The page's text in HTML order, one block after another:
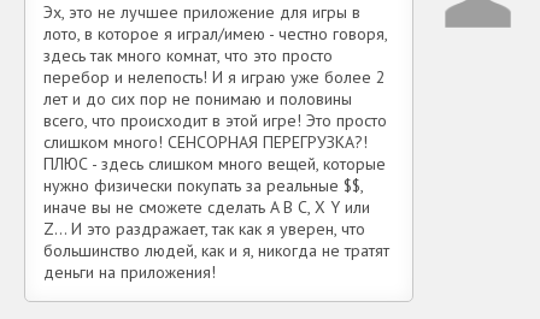
Эх, это не лучшее приложение для игры в
лото, в которое я играл/имею - честно говоря,
здесь так много комнат, что это просто
перебор и нелепость! И я играю уже более 2
лет и до сих пор не понимаю и половины
всего, что происходит в этой игре! Это просто
слишком много! СЕНСОРНАЯ ПЕРЕГРУЗКА?!
ПЛЮС - здесь слишком много вещей, которые
нужно физически покупать за реальные $$,
иначе вы не сможете сделать A B C, X Y или
Z... И это раздражает, так как я уверен, что
большинство людей, как и я, никогда не тратят
деньги на приложения!